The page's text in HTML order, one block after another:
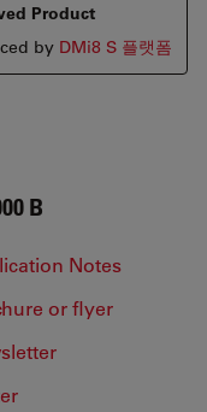
Product
by DMi8 S 플랫폼
B
Notes
or flyer